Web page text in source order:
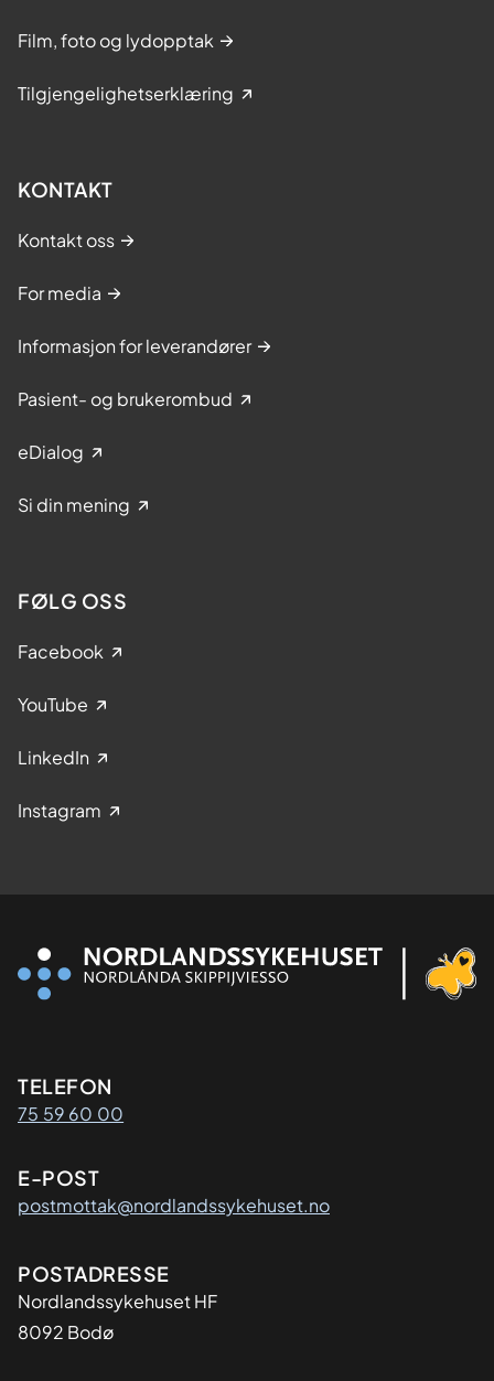
Film, foto og lydopptak
Tilgjengelighetserklæring
KONTAKT
Kontakt oss
For media
Informasjon for leverandører
Pasient- og brukerombud
eDialog
Si din mening
FØLG OSS
Facebook
YouTube
LinkedIn
Instagram
Kontaktinformasjon
TELEFON
75 59 60 00
E-POST
postmottak@nordlandssykehuset.no
Adresse
POSTADRESSE
Nordlandssykehuset HF
8092 Bodø